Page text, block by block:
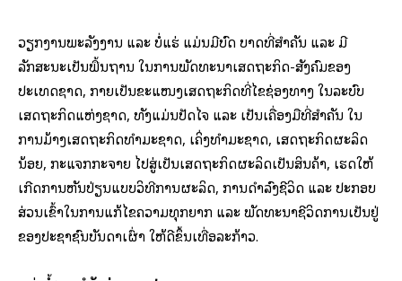
ວຽກງານພະລັງງານ ແລະ ບໍ່ແຮ່ ແມ່ນມີບົດ ບາດທີ່ສຳຄັນ ແລະ ມີ
ລັກສະນະເປັນພື້ນຖານ ໃນການພັດທະນາເສດຖະກິດ-ສັງຄົມຂອງ
ປະເທດຊາດ, ກາຍເປັນຂະແໜງເສດຖະກິດທີ່ໄຂຊ່ອງທາງ ໃນລະບົບ
ເສດຖະກິດແຫ່ງຊາດ, ທັງແມ່ນປັດໄຈ ແລະ ເປັນເຄື່ອງມືທີ່ສໍາຄັນ ໃນ
ການມ້າງເສດຖະກິດທຳມະຊາດ, ເຄິ່ງທໍາມະຊາດ, ເສດຖະກິດຜະລິດ
ນ້ອຍ, ກະແຈກກະຈາຍ ໄປສູ່ເປັນເສດຖະກິດຜະລິດເປັນສິນຄ້າ, ເຮັດໃຫ້
ເກີດການຫັນປ່ຽນແບບວິທີການຜະລິດ, ການດຳລົງຊີວິດ ແລະ ປະກອບ
ສ່ວນເຂົ້າໃນການແກ້ໄຂຄວາມທຸກຍາກ ແລະ ພັດທະນາຊີວິດການເປັນຢູ່
ຂອງປະຊາຊົນບັນດາເຜົ່າ ໃຫ້ດີຂຶ້ນເທື່ອລະກ້າວ.